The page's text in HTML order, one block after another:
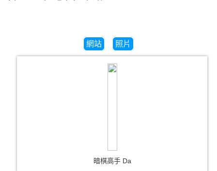
網站 照片
暗棋高手 Da